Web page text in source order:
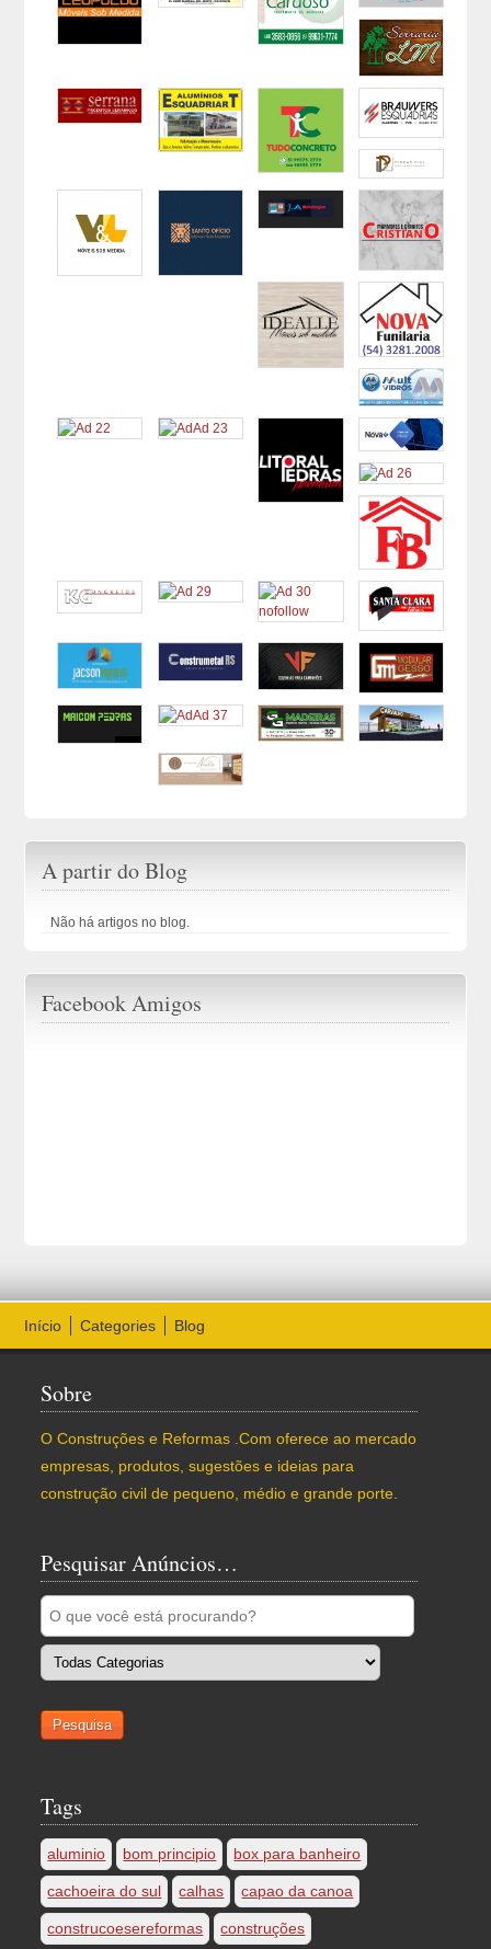
A partir do Blog
Não há artigos no blog.
Facebook Amigos
Início Categories Blog
Sobre
O Construções e Reformas .Com oferece ao mercado
empresas, produtos, sugestões e ideias para
construção civil de pequeno, médio e grande porte.
Pesquisar Anúncios…
Tags
aluminio bom principio box para banheiro
cachoeira do sul calhas capao da canoa
construcoesereformas construções